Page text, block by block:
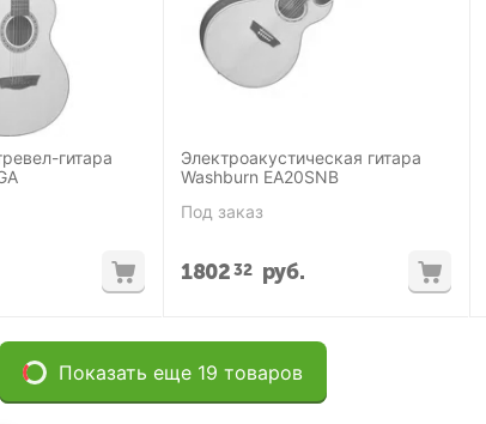
гитара
Электроакустическая гитара
Washburn EA20SNB
Под заказ
180232 руб.
Показать еще 19 товаров